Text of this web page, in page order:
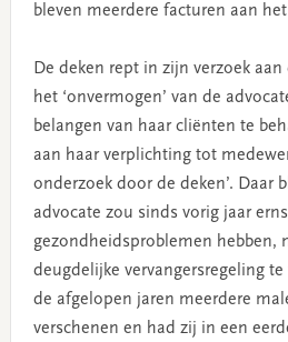
bleven meerdere facturen aan
De deken rept in zijn verzoek
het ‘onvermogen’ van de
belangen van haar cliënten te
aan haar verplichting tot
onderzoek door de deken’. Daar
advocate zou sinds vorig jaar
gezondheidsproblemen hebben,
deugdelijke vervangersregeling
de afgelopen jaren meerdere
verschenen en had zij in een